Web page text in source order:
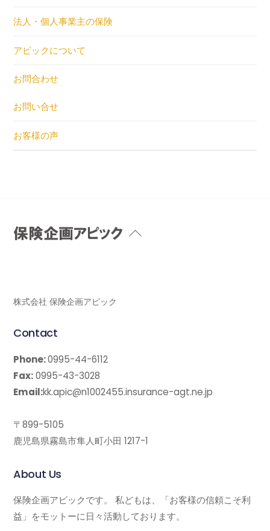
法人・個人事業主の保険
アピックについて
お問合わせ
お問い合せ
お客様の声
Back
株式会社 保険企画アピック
Contact
Phone:0995-44-6112
Fax:0995-43-3028
Email:kk.apic@n1002455.insurance-agt.ne.jp
〒899-5105
鹿児島県霧島市隼人町小田 1217-1
About Us
保険企画アピックです。 私どもは、「お客様の信頼こそ利
益」をモットーに日々活動しております。